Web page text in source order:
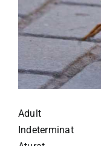
Adult
Indeterminat